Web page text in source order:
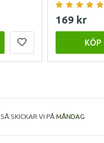
169 kr
KÖP
SÅ SKICKAR VI PÅ MÅNDAG